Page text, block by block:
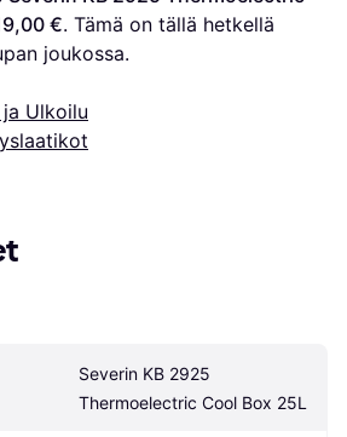
€. Tämä on tällä hetkellä
joukossa.
Ulkoilu
Severin KB 2925
Thermoelectric Cool Box 25L